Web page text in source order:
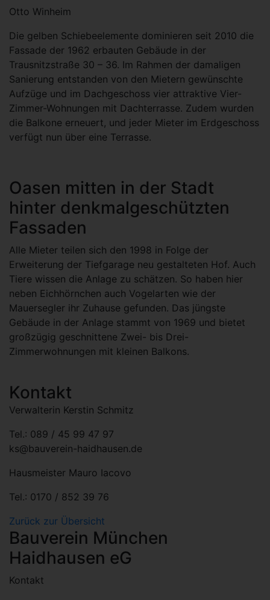
Otto Winheim
Die gelben Schiebeelemente dominieren seit 2010 die
Fassade der 1962 erbauten Gebäude in der
Trausnitzstraße 30 – 36. Im Rahmen der damaligen
Sanierung entstanden von den Mietern gewünschte
Aufzüge und im Dachgeschoss vier attraktive Vier-
Zimmer-Wohnungen mit Dachterrasse. Zudem wurden
die Balkone erneuert, und jeder Mieter im Erdgeschoss
verfügt nun über eine Terrasse.
Oasen mitten in der Stadt
hinter denkmalgeschützten
Fassaden
Alle Mieter teilen sich den 1998 in Folge der
Erweiterung der Tiefgarage neu gestalteten Hof. Auch
Tiere wissen die Anlage zu schätzen. So haben hier
neben Eichhörnchen auch Vogelarten wie der
Mauersegler ihr Zuhause gefunden. Das jüngste
Gebäude in der Anlage stammt von 1969 und bietet
großzügig geschnittene Zwei- bis Drei-
Zimmerwohnungen mit kleinen Balkons.
Kontakt
Verwalterin Kerstin Schmitz
Tel.: 089 / 45 99 47 97
ks@bauverein-haidhausen.de
Hausmeister Mauro Iacovo
Tel.: 0170 / 852 39 76
Zurück zur Übersicht
Bauverein München
Haidhausen eG
Kontakt